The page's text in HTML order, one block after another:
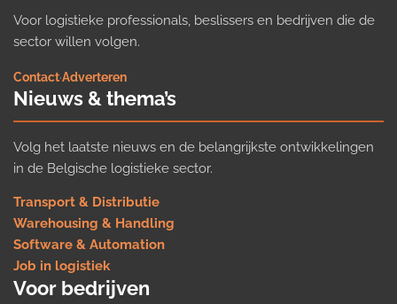
Voor logistieke professionals, beslissers en bedrijven die de
sector willen volgen.
Contact·Adverteren
Nieuws & thema’s
Volg het laatste nieuws en de belangrijkste ontwikkelingen
in de Belgische logistieke sector.
Transport & Distributie
Warehousing & Handling
Software & Automation
Job in logistiek
Voor bedrijven